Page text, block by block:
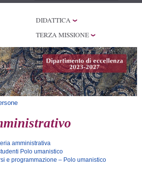
DIDATTICA
TERZA MISSIONE
amministrativa
Polo umanistico
e programmazione – Polo umanistico